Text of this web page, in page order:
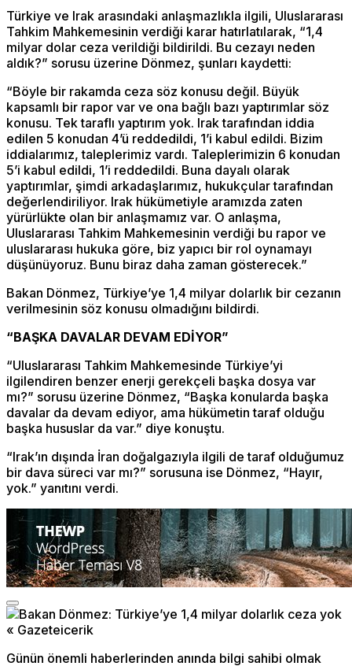
Türkiye ve Irak arasındaki anlaşmazlıkla ilgili, Uluslararası
Tahkim Mahkemesinin verdiği karar hatırlatılarak, “1,4
milyar dolar ceza verildiği bildirildi. Bu cezayı neden
aldık?” sorusu üzerine Dönmez, şunları kaydetti:
“Böyle bir rakamda ceza söz konusu değil. Büyük
kapsamlı bir rapor var ve ona bağlı bazı yaptırımlar söz
konusu. Tek taraflı yaptırım yok. Irak tarafından iddia
edilen 5 konudan 4’ü reddedildi, 1’i kabul edildi. Bizim
iddialarımız, taleplerimiz vardı. Taleplerimizin 6 konudan
5’i kabul edildi, 1’i reddedildi. Buna dayalı olarak
yaptırımlar, şimdi arkadaşlarımız, hukukçular tarafından
değerlendiriliyor. Irak hükümetiyle aramızda zaten
yürürlükte olan bir anlaşmamız var. O anlaşma,
Uluslararası Tahkim Mahkemesinin verdiği bu rapor ve
uluslararası hukuka göre, biz yapıcı bir rol oynamayı
düşünüyoruz. Bunu biraz daha zaman gösterecek.”
Bakan Dönmez, Türkiye’ye 1,4 milyar dolarlık bir cezanın
verilmesinin söz konusu olmadığını bildirdi.
“BAŞKA DAVALAR DEVAM EDİYOR”
“Uluslararası Tahkim Mahkemesinde Türkiye’yi
ilgilendiren benzer enerji gerekçeli başka dosya var
mı?” sorusu üzerine Dönmez, “Başka konularda başka
davalar da devam ediyor, ama hükümetin taraf olduğu
başka hususlar da var.” diye konuştu.
“Irak’ın dışında İran doğalgazıyla ilgili de taraf olduğumuz
bir dava süreci var mı?” sorusuna ise Dönmez, “Hayır,
yok.” yanıtını verdi.
Günün önemli haberlerinden anında bilgi sahibi olmak